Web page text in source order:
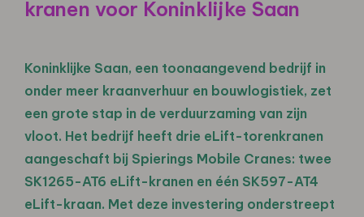
kranen voor Koninklijke Saan
Koninklijke Saan, een toonaangevend bedrijf in
onder meer kraanverhuur en bouwlogistiek, zet
een grote stap in de verduurzaming van zijn
vloot. Het bedrijf heeft drie eLift-torenkranen
aangeschaft bij Spierings Mobile Cranes: twee
SK1265-AT6 eLift-kranen en één SK597-AT4
eLift-kraan. Met deze investering onderstreept